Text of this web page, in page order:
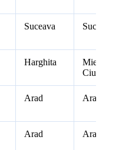
Suceava Suceava
Harghita
Miercurea
Ciuc
Arad Arad
Arad Arad